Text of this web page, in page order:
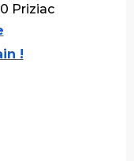
Priziac
!